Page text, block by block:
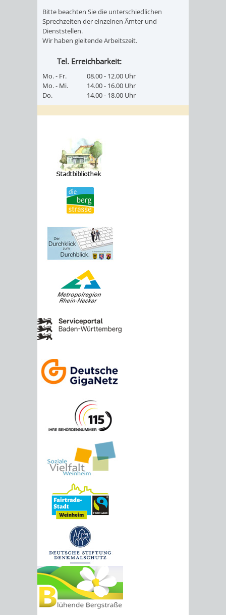
Bitte beachten Sie die unterschiedlichen
Sprechzeiten der einzelnen Ämter und
Dienststellen.
Wir haben gleitende Arbeitszeit.
Tel. Erreichbarkeit:
Mo. - Fr.
08.00 - 12.00 Uhr
Mo. - Mi.
14.00 - 16.00 Uhr
Do.
14.00 - 18.00 Uhr